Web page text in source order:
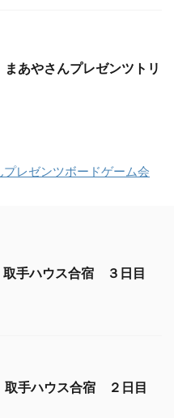
あやさんプレゼンツトリ
レゼンツボードゲーム会
手ハウス合宿 ３日目
手ハウス合宿 ２日目